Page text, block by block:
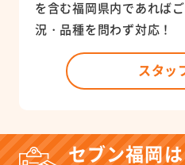
を含む福岡県内であれば
況・品種を問わず対応！
スタッ
セブン福岡は